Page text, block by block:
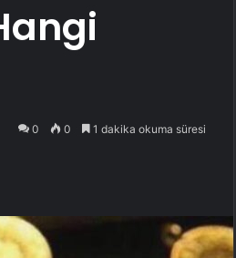
0 0 1 dakika okuma süresi